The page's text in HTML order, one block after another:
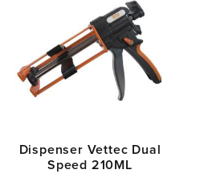
Dispenser Vettec Dual
Speed 210ML